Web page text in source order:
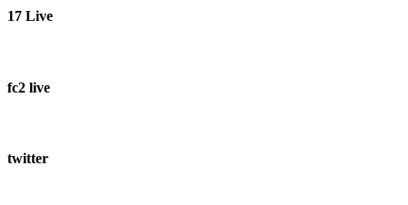
17 Live
fc2 live
twitter